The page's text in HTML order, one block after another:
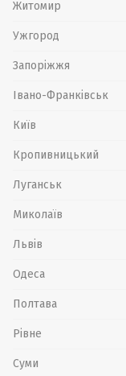
Житомир
Ужгород
Запоріжжя
Івано-Франківськ
Київ
Кропивницький
Луганськ
Миколаїв
Львів
Одеса
Полтава
Рівне
Суми